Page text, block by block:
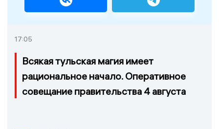
17:05
Всякая тульская магия имеет
рациональное начало. Оперативное
совещание правительства 4 августа